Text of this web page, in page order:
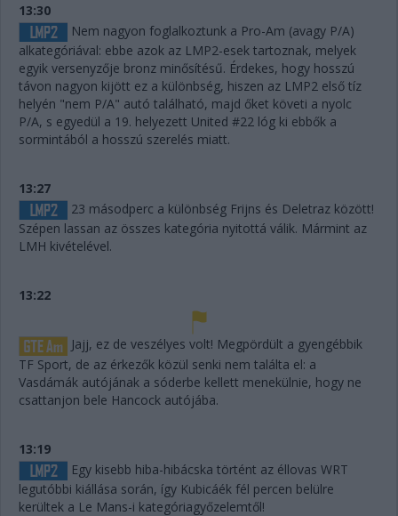
13:30
Nem nagyon foglalkoztunk a Pro-Am (avagy P/A)
alkategóriával: ebbe azok az LMP2-esek tartoznak, melyek
egyik versenyzője bronz minősítésű. Érdekes, hogy hosszú
távon nagyon kijött ez a különbség, hiszen az LMP2 első tíz
helyén "nem P/A" autó található, majd őket követi a nyolc
P/A, s egyedül a 19. helyezett United #22 lóg ki ebbők a
sormintából a hosszú szerelés miatt.
13:27
23 másodperc a különbség Frijns és Deletraz között!
Szépen lassan az összes kategória nyitottá válik. Mármint az
LMH kivételével.
13:22
Jajj, ez de veszélyes volt! Megpördült a gyengébbik
TF Sport, de az érkezők közül senki nem találta el: a
Vasdámák autójának a sóderbe kellett menekülnie, hogy ne
csattanjon bele Hancock autójába.
13:19
Egy kisebb hiba-hibácska történt az éllovas WRT
legutóbbi kiállása során, így Kubicáék fél percen belülre
kerültek a Le Mans-i kategóriagyőzelemtől!